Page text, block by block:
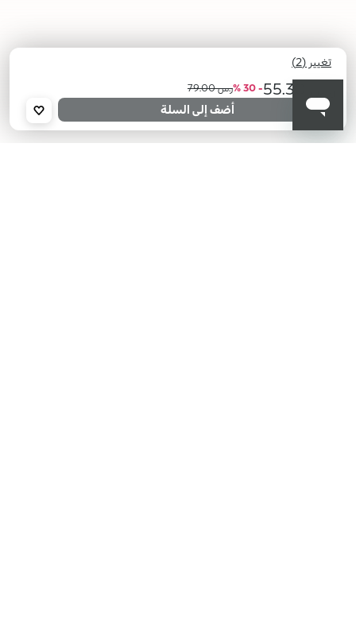
تغيير (2)
01 Tutu
- 30 % ر.س 79.00
أضف إلى السلة